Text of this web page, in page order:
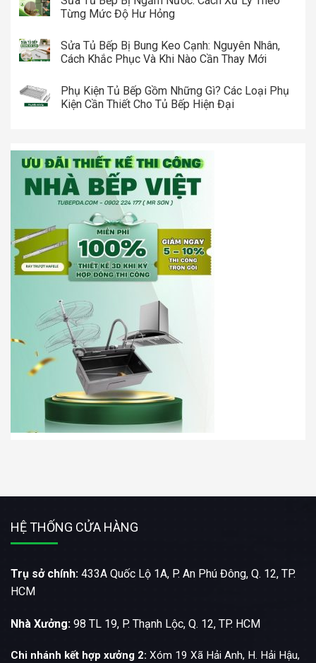
Từng Mức Độ Hư Hỏng
Sửa Tủ Bếp Bị Bung Keo Cạnh: Nguyên Nhân,
Cách Khắc Phục Và Khi Nào Cần Thay Mới
Phụ Kiện Tủ Bếp Gồm Những Gì? Các Loại Phụ
Kiện Cần Thiết Cho Tủ Bếp Hiện Đại
HỆ THỐNG CỬA HÀNG
Trụ sở chính: 433A Quốc Lộ 1A, P. An Phú Đông, Q. 12, TP.
HCM
Nhà Xưởng: 98 TL 19, P. Thạnh Lộc, Q. 12, TP. HCM
Chi nhánh kết hợp xưởng 2: Xóm 19 Xã Hải Anh, H. Hải Hậu,